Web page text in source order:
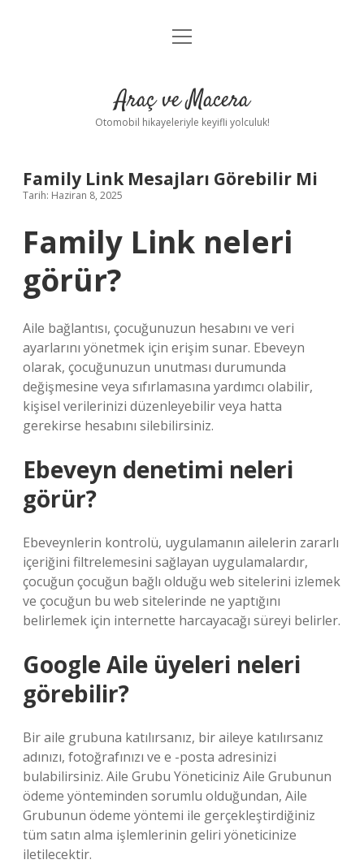
Anasayfa
Yasal Uyarı
menüyü
Araç ve Macera
Otomobil hikayeleriyle keyifli yolculuk!
Family Link Mesajları Görebilir Mi
Tarih: Haziran 8, 2025
Family Link neleri
görür?
Aile bağlantısı, çocuğunuzun hesabını ve veri
ayarlarını yönetmek için erişim sunar. Ebeveyn
olarak, çocuğunuzun unutması durumunda
değişmesine veya sıfırlamasına yardımcı olabilir,
kişisel verilerinizi düzenleyebilir veya hatta
gerekirse hesabını silebilirsiniz.
Ebeveyn denetimi neleri
görür?
Ebeveynlerin kontrolü, uygulamanın ailelerin zararlı
içeriğini filtrelemesini sağlayan uygulamalardır,
çocuğun çocuğun bağlı olduğu web sitelerini izlemek
ve çocuğun bu web sitelerinde ne yaptığını
belirlemek için internette harcayacağı süreyi belirler.
Google Aile üyeleri neleri
görebilir?
Bir aile grubuna katılırsanız, bir aileye katılırsanız
adınızı, fotoğrafınızı ve e -posta adresinizi
bulabilirsiniz. Aile Grubu Yöneticiniz Aile Grubunun
ödeme yönteminden sorumlu olduğundan, Aile
Grubunun ödeme yöntemi ile gerçekleştirdiğiniz
tüm satın alma işlemlerinin geliri yöneticinize
iletilecektir.